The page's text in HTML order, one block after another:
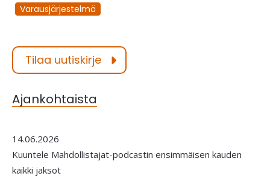
Varausjärjestelmä
Tilaa uutiskirje
Ajankohtaista
14.06.2026
Kuuntele Mahdollistajat-podcastin ensimmäisen kauden
kaikki jaksot